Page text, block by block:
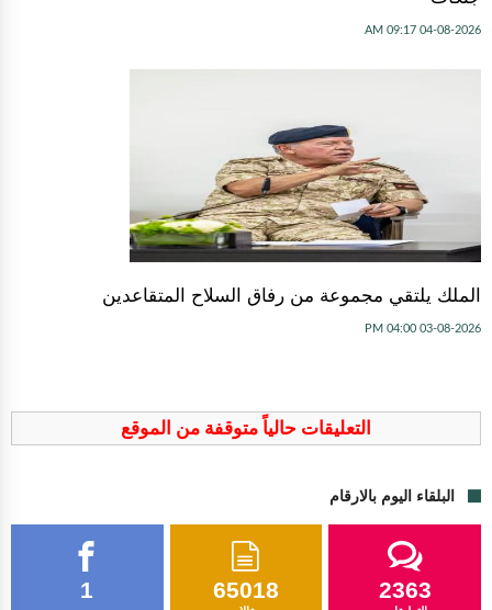
04-08-2026 09:17 AM
الملك يلتقي مجموعة من رفاق السلاح المتقاعدين
03-08-2026 04:00 PM
التعليقات حالياً متوقفة من الموقع
البلقاء اليوم بالارقام
1 65018 2363